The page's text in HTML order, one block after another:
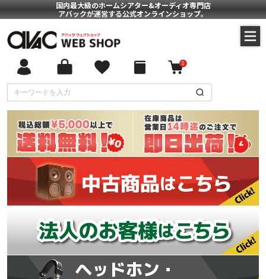
国内最大級のホームシアター&オーディオ専門店
アバックが運営する公式オンラインショップ。
0